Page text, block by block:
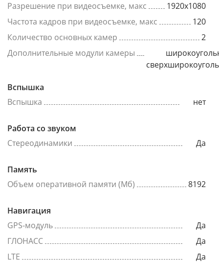
Разрешение при видеосъемке, макс
1920x1080
Частота кадров при видеосъемке, макс
120
Количество основных камер
2
Дополнительные модули камеры
Вспышка
Вспышка
нет
Работа со звуком
Стереодинамики
Да
Память
Объем оперативной памяти (Мб)
8192
Навигация
GPS-модуль
Да
ГЛОНАСС
Да
LTE
Да